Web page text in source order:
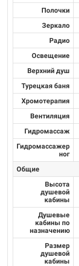
Полочки
Зеркало
Радио
Освещение
Верхний душ
Турецкая баня
Хромотерапия
Вентиляция
Гидромассаж
Гидромассажер
ног
Общие
Высота
душевой
кабины
Душевые
кабины по
назначению
Размер
душевой
кабины